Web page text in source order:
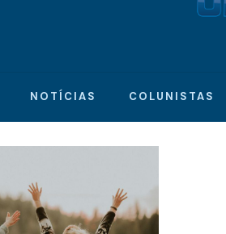
NOTÍCIAS COLUNISTAS